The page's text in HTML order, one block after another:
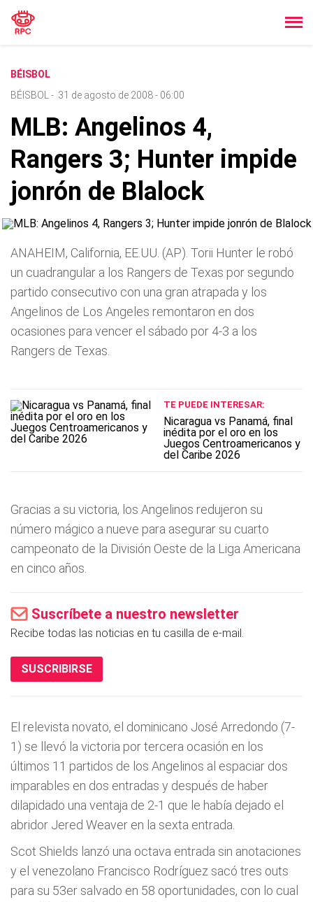
BÉISBOL
BÉISBOL
- 31 de agosto de 2008 - 06:00
MLB: Angelinos 4,
Rangers 3; Hunter impide
jonrón de Blalock
ANAHEIM, California, EE.UU. (AP). Torii Hunter le robó
un cuadrangular a los Rangers de Texas por segundo
partido consecutivo con una gran atrapada y los
Angelinos de Los Angeles remontaron en dos
ocasiones para vencer el sábado por 4-3 a los
Rangers de Texas.
TE PUEDE INTERESAR:
Nicaragua vs Panamá, final
inédita por el oro en los
Juegos Centroamericanos y
del Caribe 2026
Gracias a su victoria, los Angelinos redujeron su
número mágico a nueve para asegurar su cuarto
campeonato de la División Oeste de la Liga Americana
en cinco años.
Suscríbete a nuestro newsletter
Recibe todas las noticias en tu casilla de e-mail.
SUSCRIBIRSE
El relevista novato, el dominicano José Arredondo (7-
1) se llevó la victoria por tercera ocasión en los
últimos 11 partidos de los Angelinos al espaciar dos
imparables en dos entradas y después de haber
dilapidado una ventaja de 2-1 que le habí­a dejado el
abridor Jered Weaver en la sexta entrada.
Scot Shields lanzó una octava entrada sin anotaciones
y el venezolano Francisco Rodrí­guez sacó tres outs
para su 53er salvado en 58 oportunidades, con lo cual